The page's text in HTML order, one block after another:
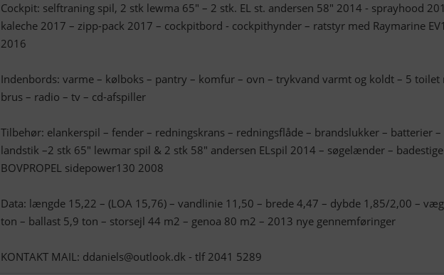
Cockpit: selftraning spil, 2 stk lewma 65″ – 2 stk. EL st. andersen 58″ 2014 - sprayhood
kaleche 2017 – zipp-pack 2017 – cockpitbord - cockpithynder – ratstyr med Raymarine
2016
Indenbords: varme – kølboks – pantry – komfur – ovn – trykvand varmt og koldt – 5 toilet
brus – radio – tv – cd-afspiller
Tilbehør: elankerspil – fender – redningskrans – redningsflåde – brandslukker – batterier –
landstik –2 stk 65″ lewmar spil & 2 stk 58″ andersen ELspil 2014 – søgelænder –
BOVPROPEL sidepower130 2008
Data: længde 15,22 – (LOA 15,76) – vandlinie 11,50 – brede 4,47 – dybde 1,85/2,00 –
ton – ballast 5,9 ton – storsejl 44 m2 – genoa 80 m2 – 2013 nye gennemføringer
KONTAKT MAIL: ddaniels@outlook.dk - tlf 2041 5289